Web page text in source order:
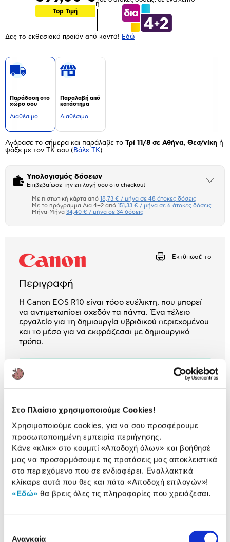
Στο Πλαίσιο χρησιμοποιούμε Cookies!
Χρησιμοποιούμε cookies, για να σου προσφέρουμε
προσωποποιημένη εμπειρία περιήγησης.
Κάνε «κλικ» στο κουμπί «Αποδοχή όλων» και βοήθησέ
μας να προσαρμόσουμε τις προτάσεις μας αποκλειστικά
στο περιεχόμενο που σε ενδιαφέρει. Εναλλακτικά
κλίκαρε αυτά που θες και πάτα «Αποδοχή επιλογών»!
«Εδώ» θα βρεις όλες τις πληροφορίες που χρειάζεσαι.
Αναγκαία
Top Τιμή
ή
Δες το εκθεσιακό προϊόν από κοντά! Eδώ
Παράδοση στο
χώρο σου
Διαθέσιμο
Παραλαβή από
κατάστημα
Διαθέσιμο
Αγόρασε το σήμερα και παράλαβε το Τρί 11/8 σε Αθήνα, Θεσ/νίκη ή
ψάξε με τον ΤΚ σου ( Βάλε ΤΚ)
Υπολογισμός δόσεων
Επιβεβαίωσε την επιλογή σου στο checkout
Άνοιξε
Πιστωτική κάρτα
Αριθμός δόσεων
Με πιστωτική κάρτα από 18,73 € / μήνα σε 48 άτοκες δόσεις
Με το πρόγραμμα Δια 4+2 από 151,33 € / μήνα σε 6 άτοκες δόσεις
Μήνα-Μήνα 34,40 € / μήνα σε 34 δόσεις
Εκτύπωσέ το
Περιγραφή
Η Canon EOS R10 είναι τόσο ευέλικτη, που μπορεί
να αντιμετωπίσει σχεδόν τα πάντα. Ένα τέλειο
εργαλείο για τη δημιουργία υβριδικού περιεχομένου
και το μέσο για να εκφράζεσαι με δημιουργικό
τρόπο.
Πληροφορίες
Ανάλυση: 24.2 MP
Ανάλυση video: 4Κ
WiFi: Ναι
παρουσίαση